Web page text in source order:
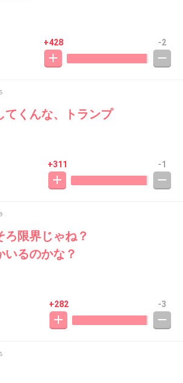
+428 -2
てくんな、トランプ
+311 -1
ろ限界じゃね？
いるのかな？
+282 -3